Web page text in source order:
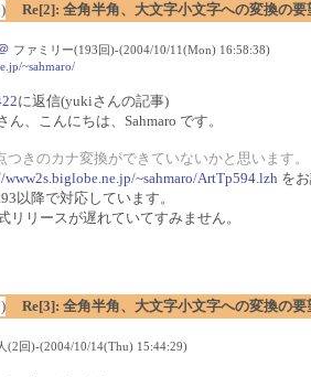
Re[2]: 全角半角、大文字小文字への変換の要
ファミリー(193回)-(2004/10/11(Mon) 16:58:38)
~sahmaro/
に返信(yukiさんの記事)
ん、こんにちは、Sahmaro です。
つきのカナ変換ができていないかと思います。
~sahmaro/ArtTp594.lzh を
以降で対応しています。
リリースが遅れていてすみません。
Re[3]: 全角半角、大文字小文字への変換の要
(2回)-(2004/10/14(Thu) 15:44:29)